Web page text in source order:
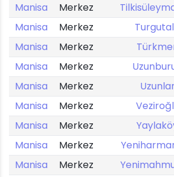
Manisa
Merkez
Manisa
Merkez
Manisa
Merkez
Manisa
Merkez
Manisa
Merkez
Manisa
Merkez
Manisa
Merkez
Manisa
Merkez
Manisa
Merkez